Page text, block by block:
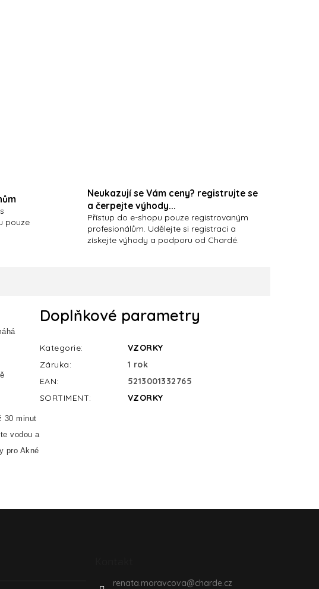
pouze
Neukazují se Vám ceny? registrujte se
a čerpejte výhody...
Přístup do e-shopu pouze registrovaným
profesionálům. Udělejte si registraci a
získejte výhody a podporu od Chardé.
30 minut
vodou a
pro Akné
Doplňkové parametry
Kategorie:
VZORKY
Záruka:
1 rok
EAN:
5213001332765
SORTIMENT: VZORKY
renata.moravcova@charde.cz